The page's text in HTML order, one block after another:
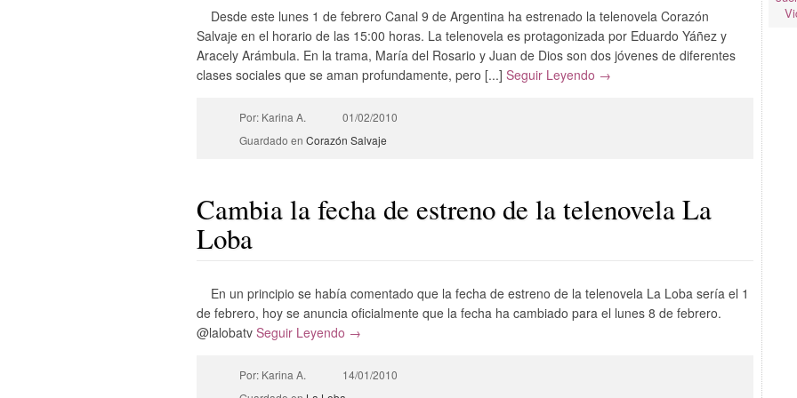
Desde este lunes 1 de febrero Canal 9 de Argentina ha estrenado la telenovela Corazón
Salvaje en el horario de las 15:00 horas. La telenovela es protagonizada por Eduardo Yáñez y
Aracely Arámbula. En la trama, María del Rosario y Juan de Dios son dos jóvenes de diferentes
clases sociales que se aman profundamente, pero [...]Seguir Leyendo →
Por: Karina A.
01/02/2010
Guardado en Corazón Salvaje
Cambia la fecha de estreno de la telenovela La
Loba
En un principio se había comentado que la fecha de estreno de la telenovela La Loba sería el 1
de febrero, hoy se anuncia oficialmente que la fecha ha cambiado para el lunes 8 de febrero.
@lalobatvSeguir Leyendo →
Por: Karina A.
14/01/2010